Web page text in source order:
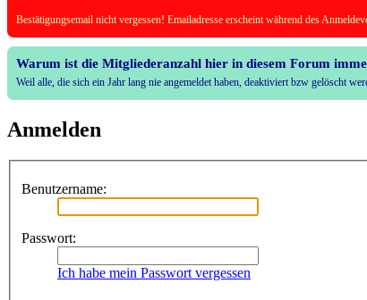
Bestätigungsemail nicht vergessen! Emailadresse erscheint während des
Warum ist die Mitgliederanzahl hier in diesem Forum
Weil alle, die sich ein Jahr lang nie angemeldet haben, deaktiviert bzw gelöscht
Anmelden
Benutzername:
Passwort:
Ich habe mein Passwort vergessen